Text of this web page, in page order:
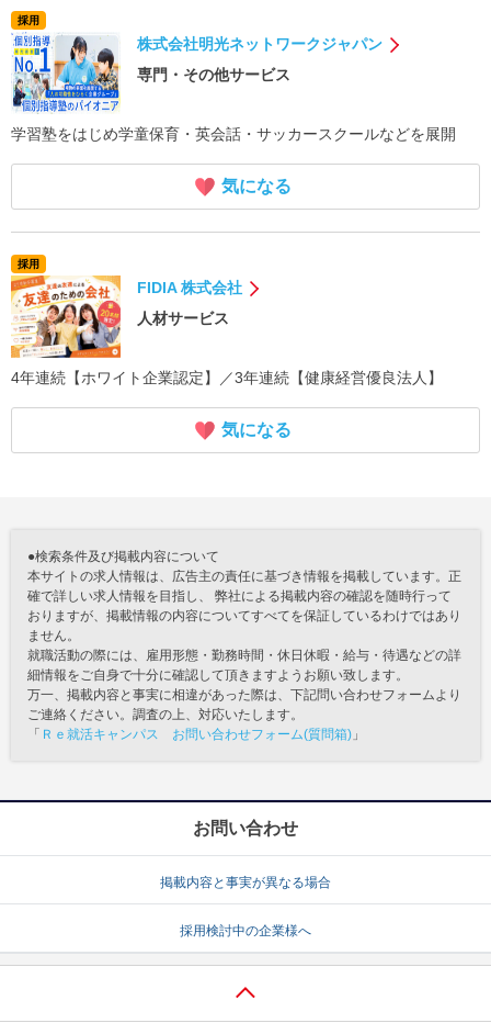
採用
株式会社明光ネットワークジャパン
専門・その他サービス
学習塾をはじめ学童保育・英会話・サッカースクールなどを展開
気になる
採用
FIDIA 株式会社
人材サービス
4年連続【ホワイト企業認定】／3年連続【健康経営優良法人】
気になる
●検索条件及び掲載内容について
本サイトの求人情報は、広告主の責任に基づき情報を掲載しています。正
確で詳しい求人情報を目指し、 弊社による掲載内容の確認を随時行って
おりますが、掲載情報の内容についてすべてを保証しているわけではあり
ません。
就職活動の際には、雇用形態・勤務時間・休日休暇・給与・待遇などの詳
細情報をご自身で十分に確認して頂きますようお願い致します。
万一、掲載内容と事実に相違があった際は、下記問い合わせフォームより
ご連絡ください。調査の上、対応いたします。
「 Ｒｅ就活キャンパス お問い合わせフォーム(質問箱) 」
お問い合わせ
掲載内容と事実が異なる場合
採用検討中の企業様へ